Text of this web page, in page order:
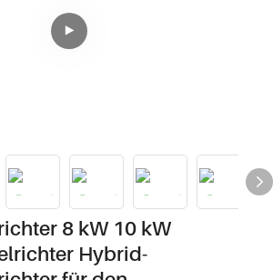
8 kW 10 kW
Hybrid-